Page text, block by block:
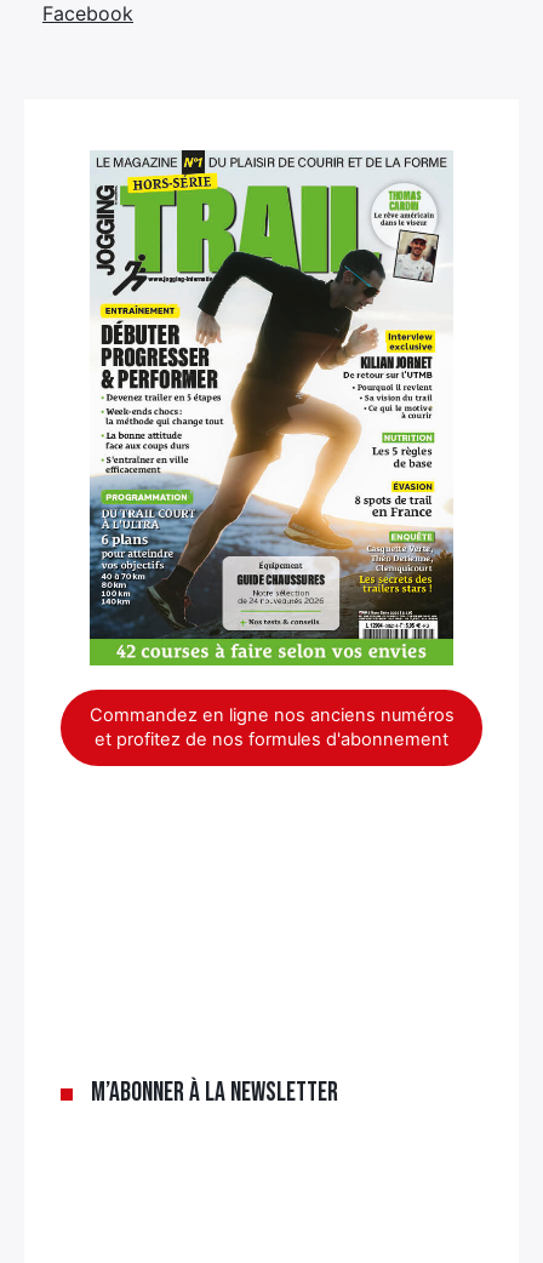
Facebook
Commandez en ligne nos anciens numéros
et profitez de nos formules d'abonnement
M’abonner à la newsletter